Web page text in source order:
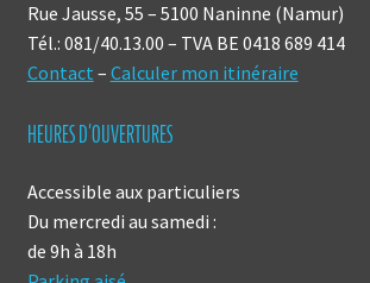
Rue Jausse, 55 – 5100 Naninne (Namur)
Tél.: 081/40.13.00 – TVA BE 0418 689 414
Contact – Calculer mon itinéraire
HEURES D’OUVERTURES
Accessible aux particuliers
Du mercredi au samedi :
de 9h à 18h